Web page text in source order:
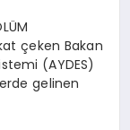
çeken Bakan
(AYDES)
gelinen